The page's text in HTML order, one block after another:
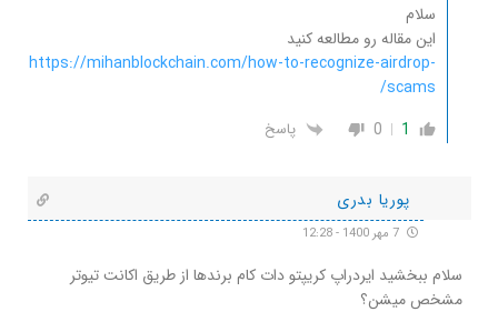
سلام
این مقاله رو مطالعه کنید
https://mihanblockchain.com/how-to-recognize-airdrop-
scams/
1
0 پاسخ
پوریا بدری
سلام ببخشید ایردراپ کریپتو دات کام برندها از طریق اکانت تیوتر
مشخص میشن؟